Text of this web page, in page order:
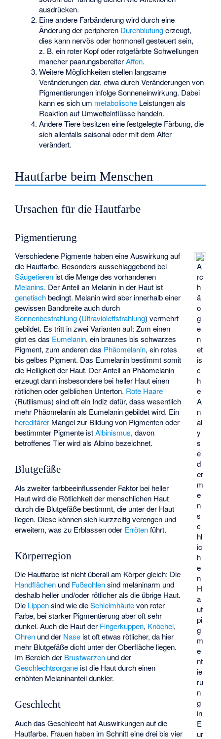
ausdrücken.
Eine andere Farbänderung wird durch eine
Änderung der peripheren Durchblutungerzeugt,
dies kann nervös oder hormonell gesteuert sein,
z. B. ein roter Kopf oder rotgefärbte Schwellungen
mancher paarungsbereiterAffen.
Weitere Möglichkeiten stellen langsame
Veränderungen dar, etwa durch Veränderungen von
Pigmentierungen infolge Sonneneinwirkung. Dabei
kann es sich um metabolische Leistungen als
Reaktion auf Umwelteinflüsse handeln.
Andere Tiere besitzen eine festgelegte Färbung, die
sich allenfalls saisonal oder mit dem Alter
verändert.
Hautfarbe beim Menschen
Ursachen für die Hautfarbe
Pigmentierung
A
rc
h
ä
o
g
e
n
et
is
c
h
e
A
n
al
y
s
e
d
er
m
e
n
s
c
hl
ic
h
e
n
H
a
ut
pi
g
m
e
nt
ie
ru
n
g
in
E
ur
Verschiedene Pigmente haben eine Auswirkung auf
die Hautfarbe. Besonders ausschlaggebend bei
Säugetieren ist die Menge des vorhandenen
Melanins. Der Anteil an Melanin in der Haut ist
genetischbedingt. Melanin wird aber innerhalb einer
gewissen Bandbreite auch durch
Sonnenbestrahlung (Ultraviolettstrahlung) vermehrt
gebildet. Es tritt in zwei Varianten auf: Zum einen
gibt es das Eumelanin, ein braunes bis schwarzes
Pigment, zum anderen das Phäomelanin, ein rotes
bis gelbes Pigment. Das Eumelanin bestimmt somit
die Helligkeit der Haut. Der Anteil an Phäomelanin
erzeugt dann insbesondere bei heller Haut einen
rötlichen oder gelblichen Unterton. Rote Haare
(Rutilismus) sind oft ein Indiz dafür, dass wesentlich
mehr Phäomelanin als Eumelanin gebildet wird. Ein
hereditärer Mangel zur Bildung von Pigmenten oder
bestimmter Pigmente istAlbinismus, davon
betroffenes Tier wird als Albino bezeichnet.
Blutgefäße
Als zweiter farbbeeinflussender Faktor bei heller
Haut wird die Rötlichkeit der menschlichen Haut
durch die Blutgefäße bestimmt, die unter der Haut
liegen. Diese können sich kurzzeitig verengen und
erweitern, was zu Erblassen oder Errötenführt.
Körperregion
Die Hautfarbe ist nicht überall am Körper gleich: Die
Handflächen und Fußsohlensind melaninarm und
deshalb heller und/oder rötlicher als die übrige Haut.
Die Lippensind wie dieSchleimhäutevon roter
Farbe, bei starker Pigmentierung aber oft sehr
dunkel. Auch die Haut der Fingerkuppen, Knöchel,
Ohren und der Nase ist oft etwas rötlicher, da hier
mehr Blutgefäße dicht unter der Oberfläche liegen.
Im Bereich der Brustwarzen und der
Geschlechtsorgane ist die Haut durch einen
erhöhten Melaninanteil dunkler.
Geschlecht
Auch das Geschlecht hat Auswirkungen auf die
Hautfarbe. Frauen haben im Schnitt eine drei bis vier